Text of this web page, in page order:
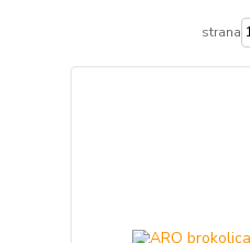
strana